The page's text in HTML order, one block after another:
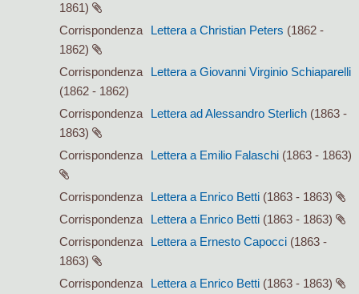
1861)
Corrispondenza
Lettera a Christian Peters (1862 -
1862)
Corrispondenza
Lettera a Giovanni Virginio Schiaparelli
(1862 - 1862)
Corrispondenza
Lettera ad Alessandro Sterlich (1863 -
1863)
Corrispondenza
Lettera a Emilio Falaschi (1863 - 1863)
Corrispondenza Lettera a Enrico Betti (1863 - 1863)
Corrispondenza
Lettera a Enrico Betti (1863 - 1863)
Corrispondenza
Lettera a Ernesto Capocci (1863 -
1863)
Corrispondenza
Lettera a Enrico Betti (1863 - 1863)